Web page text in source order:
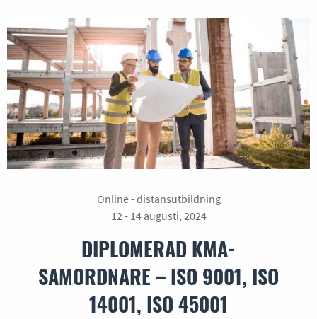
Online - distansutbildning
12 - 14 augusti, 2024
DIPLOMERAD KMA-
SAMORDNARE – ISO 9001, ISO
14001, ISO 45001